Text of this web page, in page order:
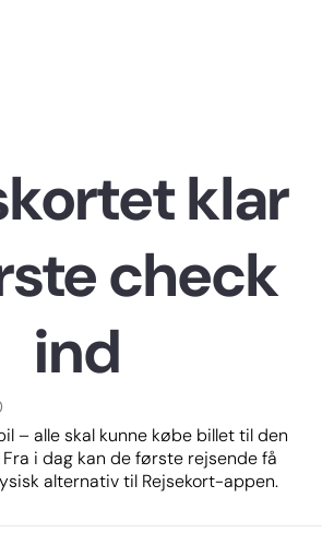
klar
check
ind
– alle skal kunne købe billet til den
i dag kan de første rejsende få
alternativ til Rejsekort-appen.